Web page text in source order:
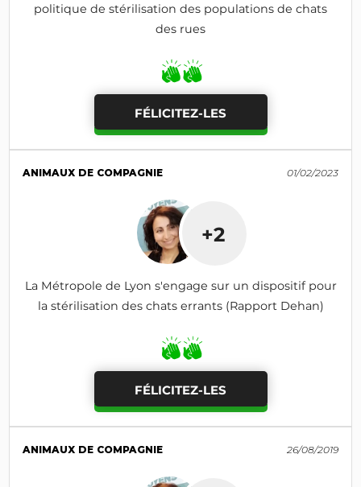
politique de stérilisation des populations de chats
des rues
FÉLICITEZ-LES
ANIMAUX DE COMPAGNIE 01/02/2023
+2
La Métropole de Lyon s'engage sur un dispositif pour
la stérilisation des chats errants (Rapport Dehan)
FÉLICITEZ-LES
ANIMAUX DE COMPAGNIE 26/08/2019